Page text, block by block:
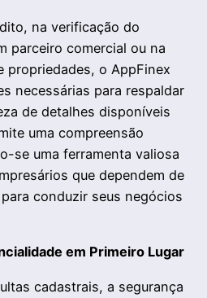
na verificação do
parceiro comercial ou na
propriedades, o AppFinex
necessárias para respaldar
de detalhes disponíveis
uma compreensão
se uma ferramenta valiosa
que dependem de
conduzir seus negócios
em Primeiro Lugar
cadastrais, a segurança